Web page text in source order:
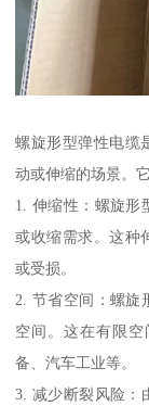
螺旋形型弹性电缆
动或伸缩的场景。
1. 伸缩性：螺旋形
或收缩需求。这种
或受损。
2. 节省空间：螺旋
空间。这在有限
备、汽车工业等。
3. 减少断裂风险：